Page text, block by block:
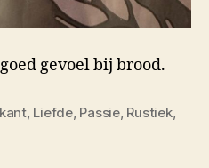
gevoel bij brood.
, Liefde, Passie, Rustiek,